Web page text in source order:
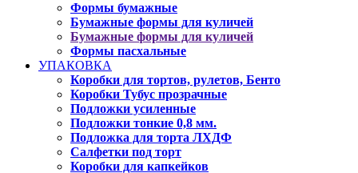
Формы бумажные
Бумажные формы для куличей
Бумажные формы для куличей
Формы пасхальные
УПАКОВКА
Коробки для тортов, рулетов, Бенто
Коробки Тубус прозрачные
Подложки усиленные
Подложки тонкие 0,8 мм.
Подложка для торта ЛХДФ
Салфетки под торт
Коробки для капкейков